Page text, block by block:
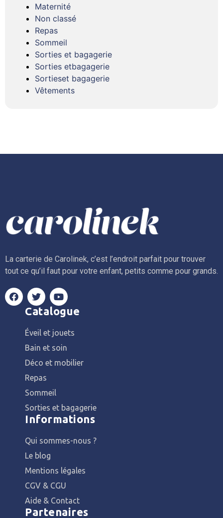
Maternité
Non classé
Repas
Sommeil
Sorties et bagagerie
Sorties etbagagerie
Sortieset bagagerie
Vêtements
La carterie de Carolinek, c’est l’endroit parfait pour trouver
tout ce qu’il faut pour votre enfant, petits comme pour grands.
Catalogue
Éveil et jouets
Bain et soin
Déco et mobilier
Repas
Sommeil
Sorties et bagagerie
Informations
Qui sommes-nous ?
Le blog
Mentions légales
CGV & CGU
Aide & Contact
Partenaires